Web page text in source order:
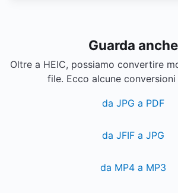
Guarda anche
Oltre a HEIC, possiamo convertire
file. Ecco alcune
da JPG a PDF
da JFIF a JPG
da MP4 a MP3